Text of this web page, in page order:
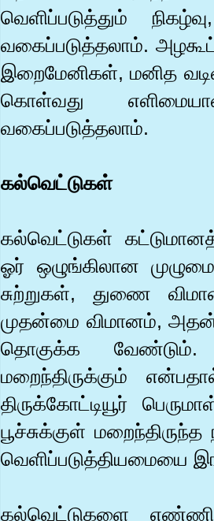
வெளிப்படுத்தும்
வகைப்படுத்தலாம்.
இறைமேனிகள், மனித
கொள்வது
வகைப்படுத்தலாம்.
கல்வெட்டுகள்
கல்வெட்டுகள்
ஓர் ஒழுங்கிலான
சுற்றுகள், துணை
முதன்மை விமானம்,
தொகுக்க வேண்டும்.
மறைந்திருக்கும்
திருக்கோட்டியூர்
பூச்சுக்குள்
வெளிப்படுத்தியமையை
கல்வெட்டுகளை